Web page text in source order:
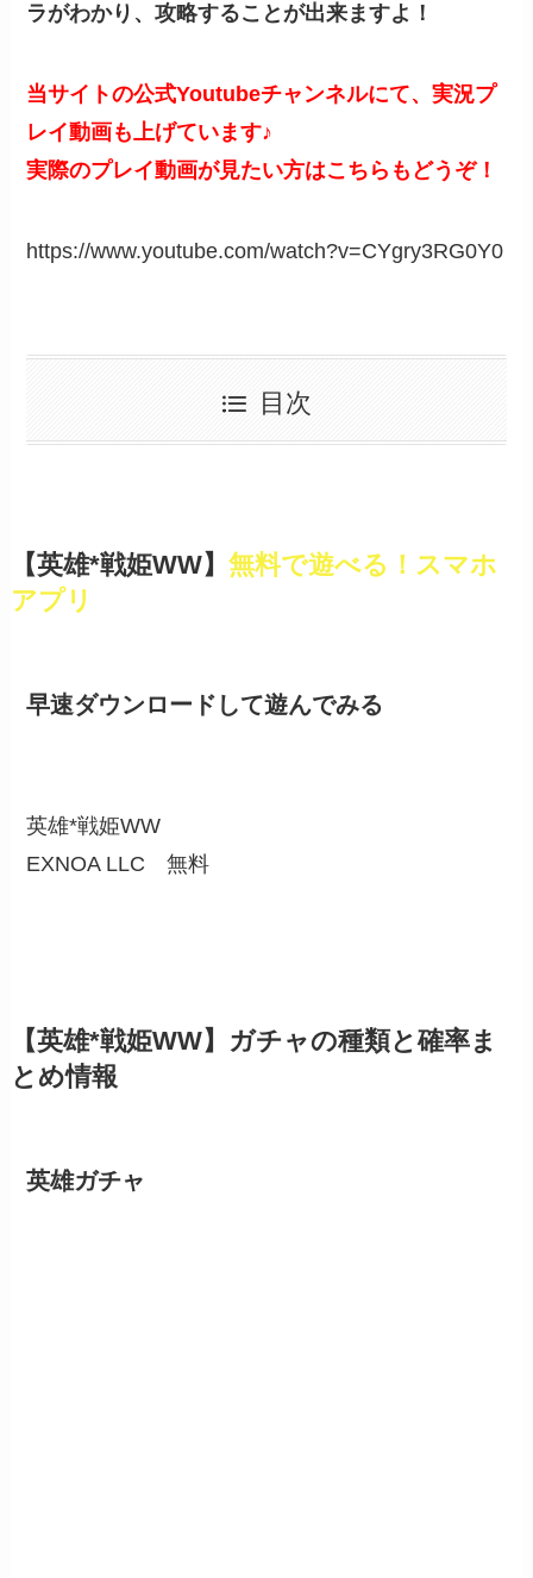
ラがわかり、攻略することが出来ますよ！
当サイトの公式Youtubeチャンネルにて、実況プ
レイ動画も上げています♪
実際のプレイ動画が見たい方はこちらもどうぞ！
https://www.youtube.com/watch?v=CYgry3RG0Y0
目次
【英雄*戦姫WW】 無料で遊べる！スマホ
アプリ
早速ダウンロードして遊んでみる
英雄*戦姫WW
EXNOA LLC無料
【英雄*戦姫WW】ガチャの種類と確率ま
とめ情報
英雄ガチャ